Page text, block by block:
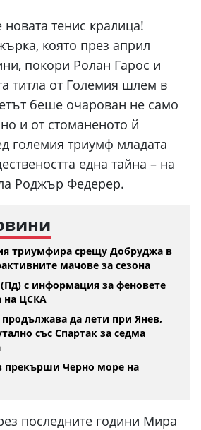
тенис кралица!
която през април
покори Ролан Гарос и
титла от Големия шлем в
беше очарован не само
и от стоманеното й
големия триумф младата
една тайна – на
Роджър Федерер.
триумфира срещу Добруджа в
мачове за сезона
с информация за феновете
на ЦСКА
да лети при Янев,
със Спартак за седма
прекърши Черно море на
последните години Мира